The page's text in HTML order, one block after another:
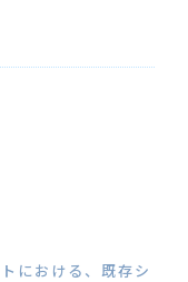
における、既存シ